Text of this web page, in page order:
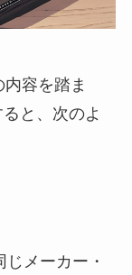
容を踏ま
と、次のよ
メーカー・